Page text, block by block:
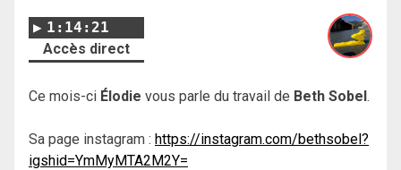
1:14:21
Accès direct
Ce mois-ci Élodie vous parle du travail de Beth Sobel.
Sa page instagram : https://instagram.com/bethsobel?
igshid=YmMyMTA2M2Y=